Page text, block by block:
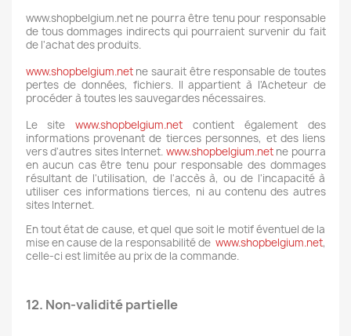
www.shopbelgium.net ne pourra être tenu pour responsable
de tous dommages indirects qui pourraient survenir du fait
de l'achat des produits.
www.shopbelgium.netne saurait être responsable de toutes
pertes de données, fichiers. Il appartient à l'Acheteur de
procéder à toutes les sauvegardes nécessaires.
Le sitewww.shopbelgium.net contient également des
informations provenant de tierces personnes, et des liens
vers d'autres sites Internet. www.shopbelgium.netne pourra
en aucun cas être tenu pour responsable des dommages
résultant de l'utilisation, de l'accès à, ou de l'incapacité à
utiliser ces informations tierces, ni au contenu des autres
sites Internet.
En tout état de cause, et quel que soit le motif éventuel de la
mise en cause de la responsabilité de www.shopbelgium.net,
celle-ci est limitée au prix de la commande.
12. Non-validité partielle